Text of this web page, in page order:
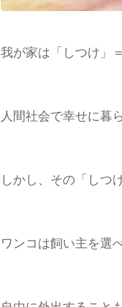
我が家は「しつけ」
人間社会で幸せに暮
しかし、その「しつ
ワンコは飼い主を選